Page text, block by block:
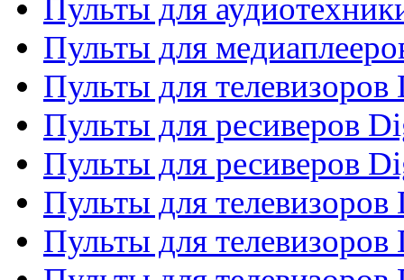
Пульты для
Пульты для
Пульты для телевизоров
Пульты для ресиверов
Пульты для ресиверов
Пульты для
Пульты для